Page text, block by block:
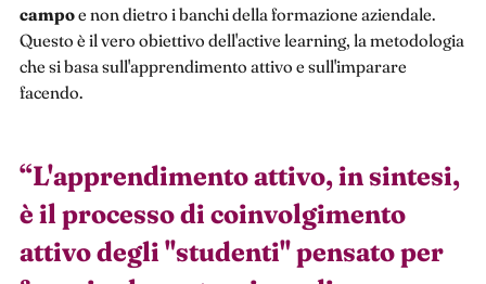
campoe non dietro i banchi della formazione aziendale.
Questo è il vero obiettivo dell'active learning, la metodologia
che si basa sull'apprendimento attivo e sull'imparare
facendo.
“L'apprendimento attivo, in sintesi,
è il processo di coinvolgimento
attivo degli "studenti" pensato per